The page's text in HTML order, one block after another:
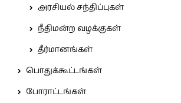
அரசியல் சந்திப்புகள்
நீதிமன்ற வழக்குகள்
தீர்மானங்கள்
பொதுக்கூட்டங்கள்
போராட்டங்கள்